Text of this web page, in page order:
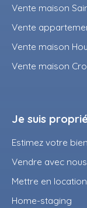
Vente maison
Vente
Vente maison
Vente maison
Je suis
Estimez votre bien
Vendre avec nous
Mettre en location
Home-staging